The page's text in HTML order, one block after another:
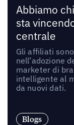
Abbiamo
sta
centrale
Gli affiliati
nell’adozione
marketer di
intelligente al
da nuovi dati.
Blogs